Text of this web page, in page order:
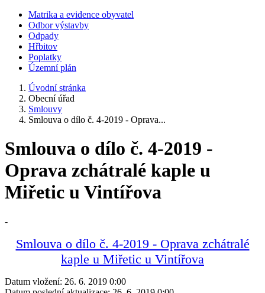
Matrika a evidence obyvatel
Odbor výstavby
Odpady
Hřbitov
Poplatky
Územní plán
Úvodní stránka
Obecní úřad
Smlouvy
Smlouva o dílo č. 4-2019 - Oprava...
Smlouva o dílo č. 4-2019 -
Oprava zchátralé kaple u
Miřetic u Vintířova
-
Smlouva o dílo č. 4-2019 - Oprava zchátralé
kaple u Miřetic u Vintířova
Datum vložení: 26. 6. 2019 0:00